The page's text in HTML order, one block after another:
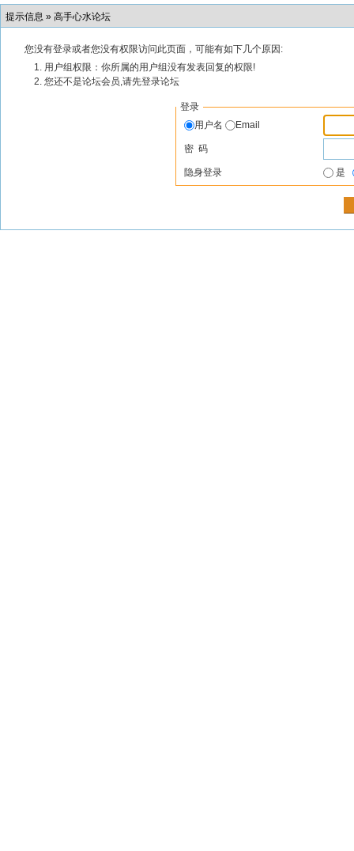
提示信息 » 高手心水论坛
您没有登录或者您没有权限访问此页面，可能有如下几个原因:
用户组权限：你所属的用户组没有发表回复的权限!
您还不是论坛会员,请先登录论坛
登录
用户名
Email
密 码
隐身登录 是